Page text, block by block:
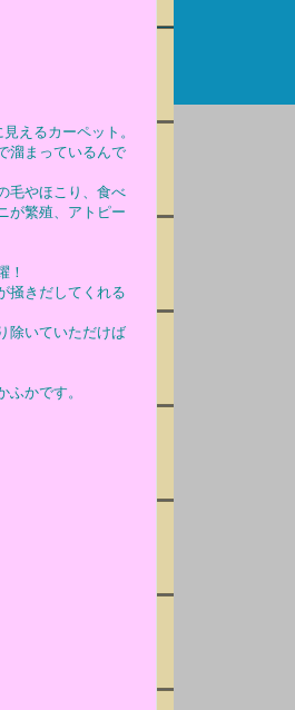
えるカーペット。
溜まっているんで
毛やほこり、食べ
が繁殖、アトピー
！
掻きだしてくれる
除いていただけば
かです。